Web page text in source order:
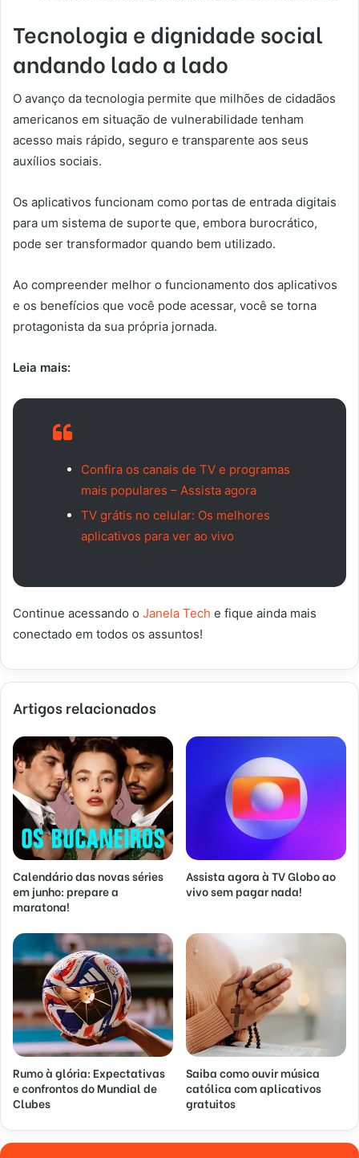
Tecnologia e dignidade social
andando lado a lado
O avanço da tecnologia permite que milhões de cidadãos
americanos em situação de vulnerabilidade tenham
acesso mais rápido, seguro e transparente aos seus
auxílios sociais.
Os aplicativos funcionam como portas de entrada digitais
para um sistema de suporte que, embora burocrático,
pode ser transformador quando bem utilizado.
Ao compreender melhor o funcionamento dos aplicativos
e os benefícios que você pode acessar, você se torna
protagonista da sua própria jornada.
Leia mais:
Confira os canais de TV e programas
mais populares – Assista agora
TV grátis no celular: Os melhores
aplicativos para ver ao vivo
Continue acessando o Janela Tech e fique ainda mais
conectado em todos os assuntos!
Artigos relacionados
Calendário das novas séries
em junho: prepare a
maratona!
Assista agora à TV Globo ao
vivo sem pagar nada!
Rumo à glória: Expectativas
e confrontos do Mundial de
Clubes
Saiba como ouvir música
católica com aplicativos
gratuitos